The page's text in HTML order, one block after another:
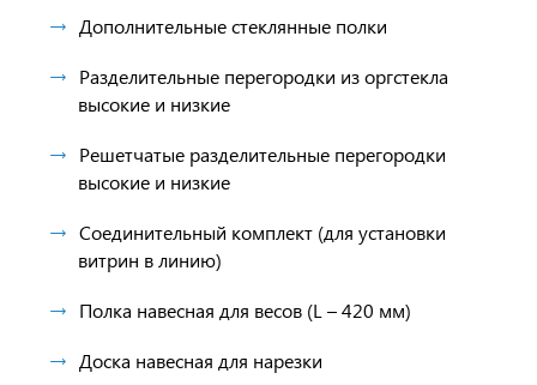
Дополнительные стеклянные полки
Разделительные перегородки из оргстекла
высокие и низкие
Решетчатые разделительные перегородки
высокие и низкие
Соединительный комплект (для установки
витрин в линию)
Полка навесная для весов (L – 420 мм)
Доска навесная для нарезки